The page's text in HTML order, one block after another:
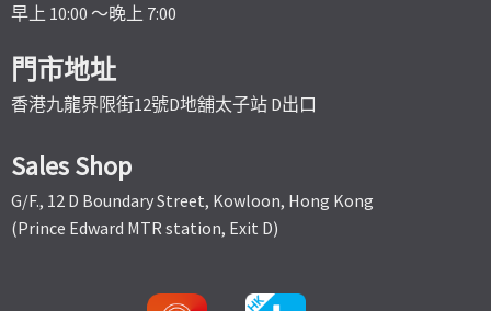
早上 10:00 ～晚上 7:00
門市地址
香港九龍界限街12號D地舖太子站 D出口
Sales Shop
G/F., 12 D Boundary Street, Kowloon, Hong Kong
(Prince Edward MTR station, Exit D)